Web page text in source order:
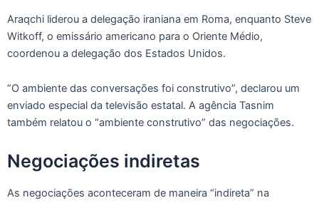
Araqchi liderou a delegação iraniana em Roma, enquanto Steve
Witkoff, o emissário americano para o Oriente Médio,
coordenou a delegação dos Estados Unidos.
“O ambiente das conversações foi construtivo”, declarou um
enviado especial da televisão estatal. A agência Tasnim
também relatou o “ambiente construtivo” das negociações.
Negociações indiretas
As negociações aconteceram de maneira “indireta” na